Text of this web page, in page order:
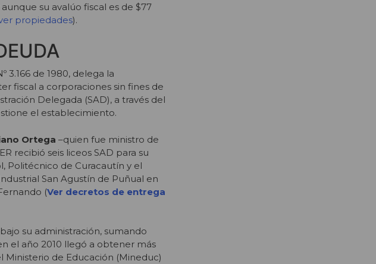
su avalúo fiscal es de $77
propiedades).
3.166 de 1980, delega la
fiscal a corporaciones sin fines de
Delegada (SAD), a través del
el establecimiento.
Ortega –quien fue ministro de
recibió seis liceos SAD para su
Politécnico de Curacautín y el
San Agustín de Puñual en
(Ver decretos de entrega
su administración, sumando
el año 2010 llegó a obtener más
Ministerio de Educación (Mineduc)